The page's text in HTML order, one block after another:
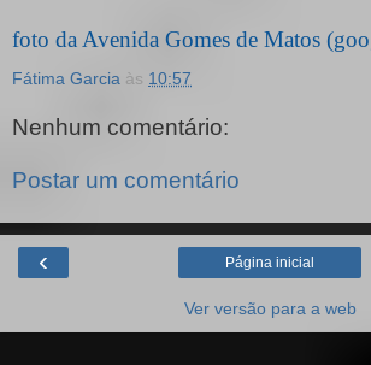
foto da Avenida Gomes de Matos
Fátima Garcia às 10:57
Nenhum comentário:
Postar um comentário
‹ Página inicial
Ver versão para a web